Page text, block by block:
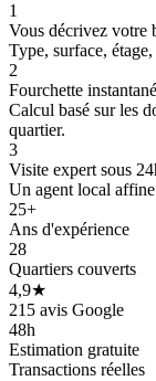
1
Vous décrivez votre
Type, surface,
2
Fourchette
Calcul basé sur les
quartier.
3
Visite expert sous
Un agent local affine
25+
Ans d'expérience
28
Quartiers couverts
4,9★
215 avis Google
48h
Estimation gratuite
Transactions réelles